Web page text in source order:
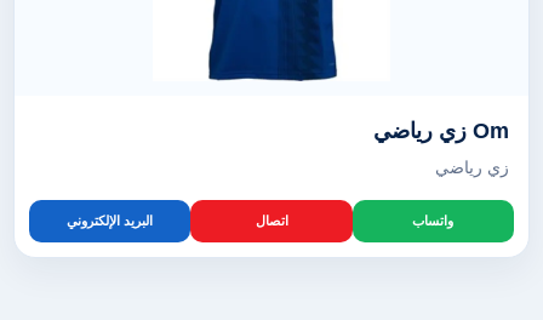
Om زي رياضي
زي رياضي
واتساب اتصال البريد الإلكتروني